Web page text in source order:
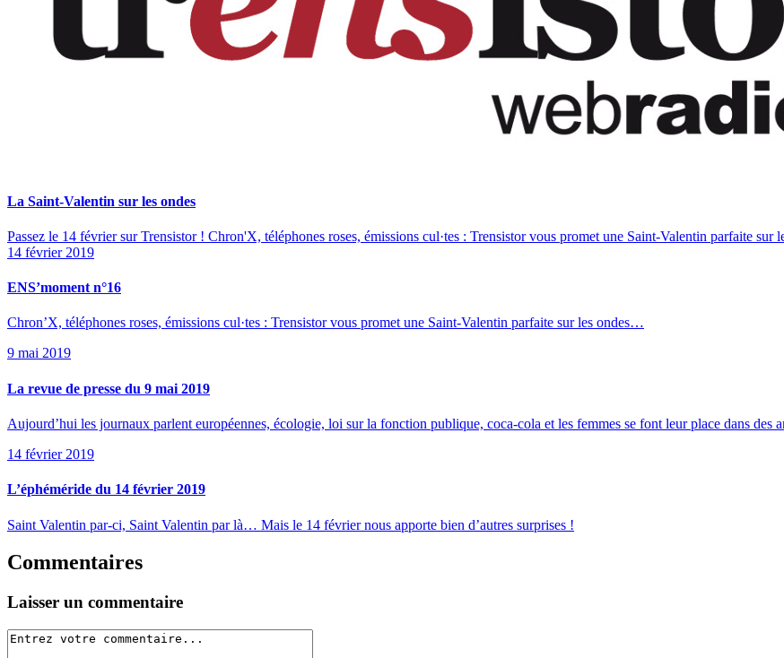
La Saint-Valentin sur les ondes
Passez le 14 février sur Trensistor ! Chron'X, téléphones roses, émissions cul·tes : Trensistor vous promet une Saint-Valentin parfaite sur
14 février 2019
ENS’moment n°16
Chron’X, téléphones roses, émissions cul·tes : Trensistor vous promet une Saint-Valentin parfaite sur les ondes…
9 mai 2019
La revue de presse du 9 mai 2019
Aujourd’hui les journaux parlent européennes, écologie, loi sur la fonction publique, coca-cola et les femmes se font leur place dans des
14 février 2019
L’éphéméride du 14 février 2019
Saint Valentin par-ci, Saint Valentin par là… Mais le 14 février nous apporte bien d’autres surprises !
Commentaires
Laisser un commentaire